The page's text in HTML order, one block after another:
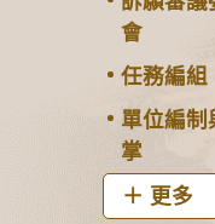
會
任務編組
單位編制
掌
更多